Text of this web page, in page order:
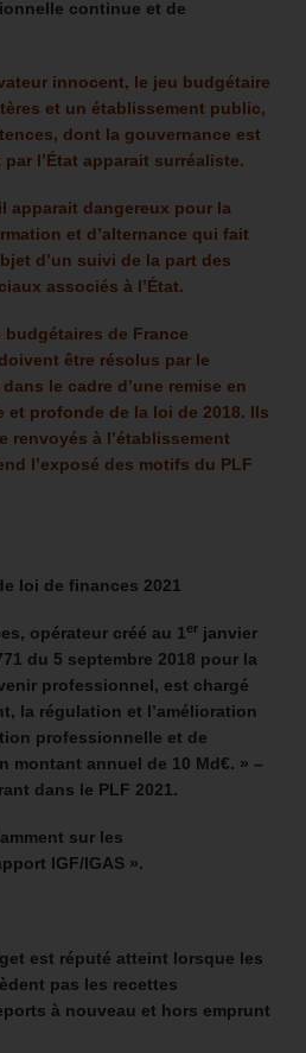
continue et de
innocent, le jeu budgétaire
et un établissement public,
dont la gouvernance est
l’État apparait surréaliste.
apparait dangereux pour la
et d’alternance qui fait
d’un suivi de la part des
associés à l’État.
budgétaires de France
être résolus par le
le cadre d’une remise en
et profonde de la loi de 2018. Ils
renvoyés à l’établissement
l’exposé des motifs du PLF
loi de finances 2021
opérateur créé au 1 er janvier
du 5 septembre 2018 pour la
professionnel, est chargé
la régulation et l’amélioration
professionnelle et de
montant annuel de 10 Md€. » –
dans le PLF 2021.
sur les
IGF/IGAS ».
est réputé atteint lorsque les
pas les recettes
à nouveau et hors emprunt